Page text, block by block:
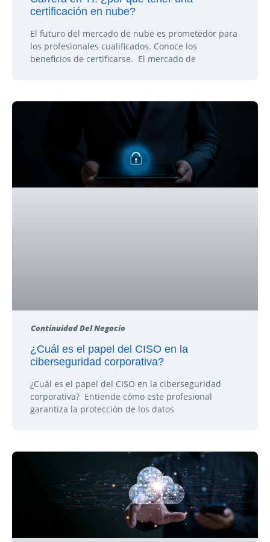
certificación en nube?
El futuro del mercado de nube es prometedor para
los profesionales cualificados. Conoce los
beneficios de certificarse. El mercado de
Continuidad Del Negocio
¿Cuál es el papel del CISO en la
ciberseguridad corporativa?
¿Cuál es el papel del CISO en la ciberseguridad
corporativa? Entiende cómo este profesional
garantiza la protección de los datos